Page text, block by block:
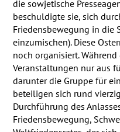
die sowjetische
beschuldigte sie, sich
Friedensbewegung in die
einzumischen). Diese
noch organisiert.
Veranstaltungen nur aus
darunter die Gruppe für
beteiligen sich rund
Durchführung des
Friedensbewegung,